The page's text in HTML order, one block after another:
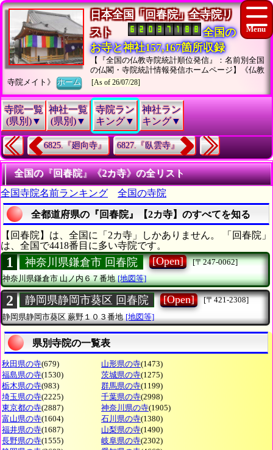
日本全国「回春院」全寺院リ
スト
全国の
お寺と神社157,167箇所収録
【『全国の仏教寺院統計順位発信』：名前別全国
の仏閣・寺院統計情報発信ホームページ】《仏教
寺院メイト》ホーム [As of 26/07/28]
寺院一覧
(県別)▼
神社一覧
(県別)▼
寺院ラン
キング▼
神社ラン
キング▼
6825.『廻向寺』 6827.『臥雲寺』
全国の『回春院』《2カ寺》の全リスト
全国寺院名前ランキング
全国の寺院
全都道府県の『回春院』【2カ寺】のすべてを知る
【回春院】は、全国に「2カ寺」しかありません。 「回春院」
は、全国で4418番目に多い寺院です。
1 神奈川県鎌倉市 回春院 [Open]
[〒247-0062]
神奈川県鎌倉市山ノ内６７番地 [地図等]
2 静岡県静岡市葵区 回春院 [Open]
[〒421-2308]
静岡県静岡市葵区 蕨野１０３番地 [地図等]
県別寺院の一覧表
秋田県の寺(679) 山形県の寺(1473)
福島県の寺(1530) 茨城県の寺(1275)
栃木県の寺(983) 群馬県の寺(1199)
埼玉県の寺(2225) 千葉県の寺(2998)
東京都の寺(2887) 神奈川県の寺(1905)
富山県の寺(1604) 石川県の寺(1380)
福井県の寺(1687) 山梨県の寺(1490)
長野県の寺(1555) 岐阜県の寺(2302)